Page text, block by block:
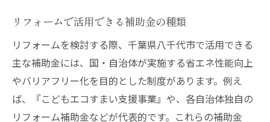
リフォームで活用できる補助金の種類
リフォームを検討する際、千葉県八千代市で活用できる
主な補助金には、国・自治体が実施する省エネ性能向上
やバリアフリー化を目的とした制度があります。例え
ば、『こどもエコすまい支援事業』や、各自治体独自の
リフォーム補助金などが代表的です。これらの補助金